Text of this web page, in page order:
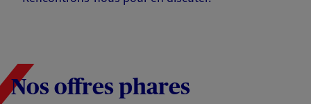
Nos offres phares